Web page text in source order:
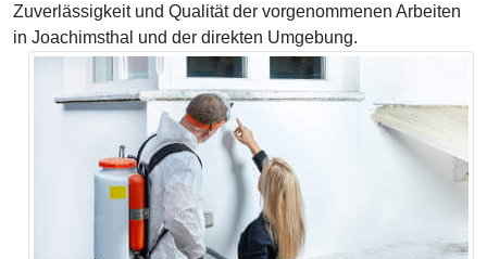
Zuverlässigkeit und Qualität der vorgenommenen Arbeiten
in Joachimsthal und der direkten Umgebung.